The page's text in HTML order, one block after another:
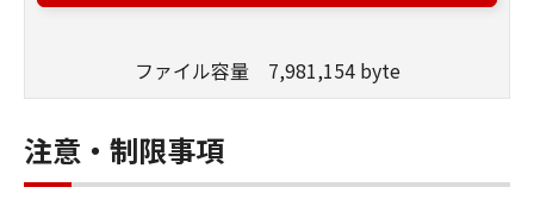
5.キヤノン、キヤノンマーケティングジャパン
ソフトウェアの使用に付随または関連して生ず
る直接的または間接的な損失、損害等につい
て、いかなる場合においても一切の責任を負い
ファイル容量 7,981,154 byte
注意・制限事項